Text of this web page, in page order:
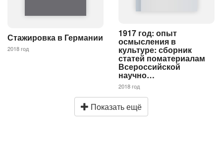
Стажировка в Германии
2018 год
1917 год: опыт
осмысления в
культуре: сборник
статей поматериалам
Всероссийской
научно…
2018 год
Показать ещё